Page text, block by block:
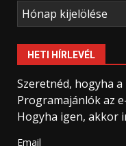
Archívum
HETI HÍRLEVÉL
Szeretnéd, hogyha
Programajánlók az
Hogyha igen, akkor
Email